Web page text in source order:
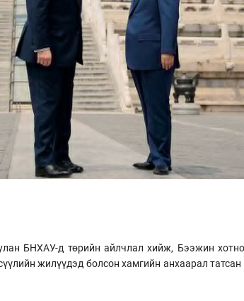
БНХАУ-д төрийн айлчлал хийж, Бээжин
жилүүдэд болсон хамгийн анхаарал